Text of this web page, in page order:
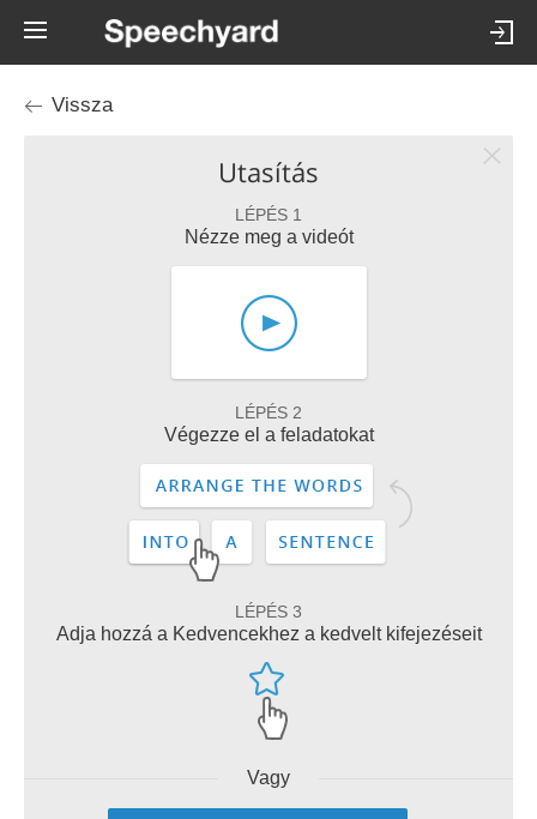
Vissza
Utasítás
LÉPÉS 1
Nézze meg a videót
LÉPÉS 2
Végezze el a feladatokat
LÉPÉS 3
Adja hozzá a Kedvencekhez a kedvelt kifejezéseit
Vagy